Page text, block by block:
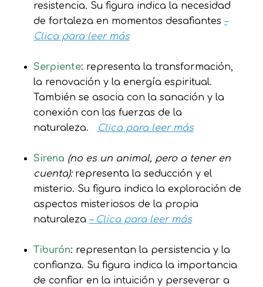
resistencia. Su figura indica la necesidad
de fortaleza en momentos desafiantes –
Clica para leer más
Serpiente: representa la transformación,
la renovación y la energía espiritual.
También se asocia con la sanación y la
conexión con las fuerzas de la
naturaleza.
Clica para leer más
Sirena (no es un animal, pero a tener en
cuenta):representa la seducción y el
misterio. Su figura indica la exploración de
aspectos misteriosos de la propia
naturaleza – Clica para leer más
Tiburón: representan la persistencia y la
confianza. Su figura indica la importancia
de confiar en la intuición y perseverar a